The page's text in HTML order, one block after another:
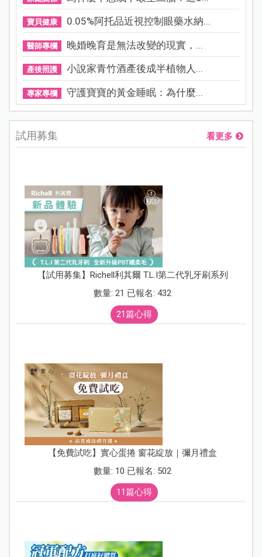
寶貝健康 0.05%阿托品近視控制眼藥水納...
醫師專欄 晚婚晚育是無法改變的現實，...
產後照護 小說家青竹酒產後成半植物人...
專家專欄 守護寶寶的黃金睡眠：為什麼...
試用募集 看更多
【試用募集】Richell利其爾 T.L.I第二代乳牙刷系列
數量: 21 已報名: 432
21篇心得
【免費試吃】實心蛋捲 窗花綻放｜彌月禮盒
數量: 10 已報名: 502
11篇心得